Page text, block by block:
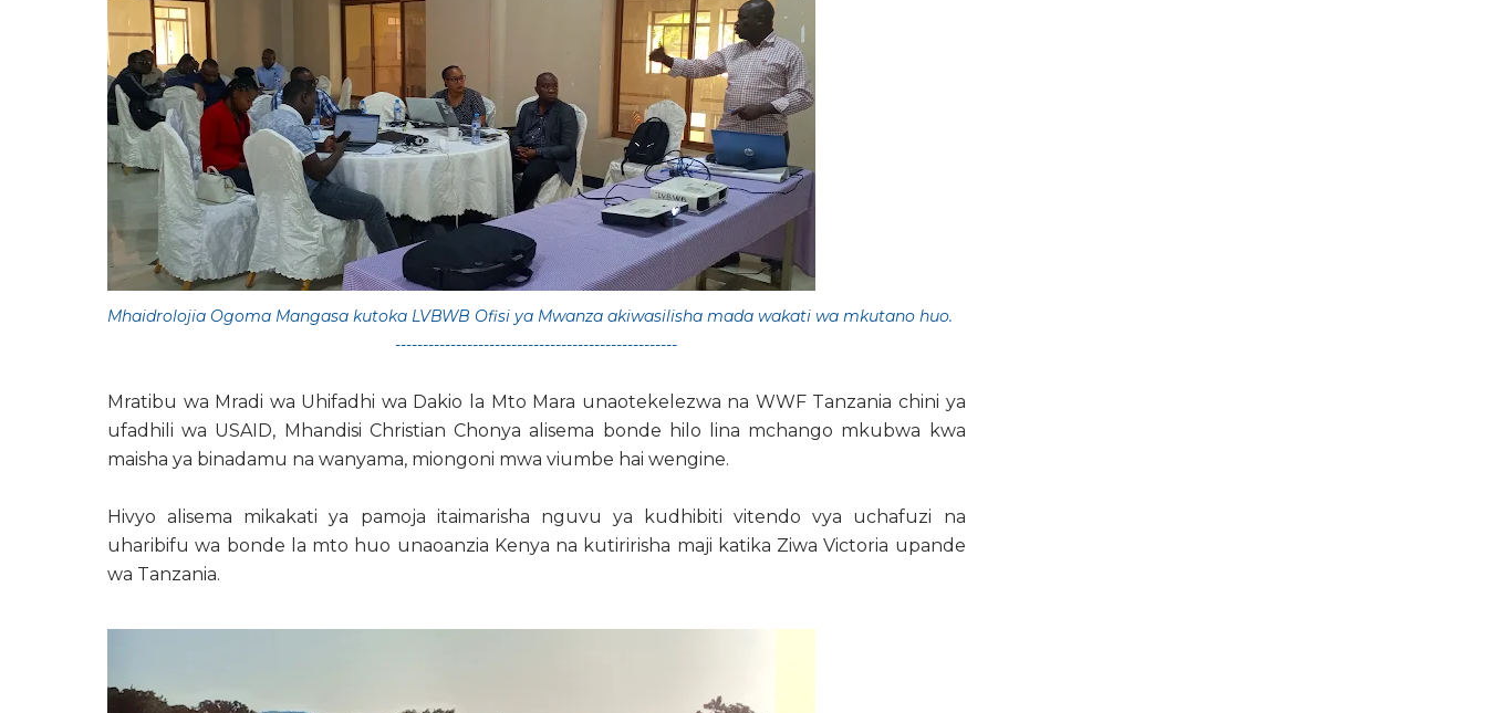
Mhaidrolojia Ogoma Mangasa kutoka LVBWB Ofisi ya Mwanza akiwasilisha mada wakati wa mkutano huo.
---------------------------------------------------
Mratibu wa Mradi wa Uhifadhi wa Dakio la Mto Mara unaotekelezwa na WWF Tanzania chini ya
ufadhili wa USAID, Mhandisi Christian Chonya alisema bonde hilo lina mchango mkubwa kwa
maisha ya binadamu na wanyama, miongoni mwa viumbe hai wengine.
Hivyo alisema mikakati ya pamoja itaimarisha nguvu ya kudhibiti vitendo vya uchafuzi na
uharibifu wa bonde la mto huo unaoanzia Kenya na kutiririsha maji katika Ziwa Victoria upande
wa Tanzania.